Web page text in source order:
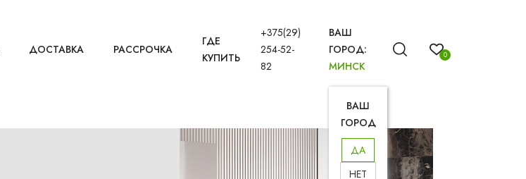
ДОСТАВКА РАССРОЧКА
ГДЕ
КУПИТЬ
+375(29)
254-52-
82
ВАШ
ГОРОД:
МИНСК
ВАШ
ГОРОД
ДА
НЕТ
0